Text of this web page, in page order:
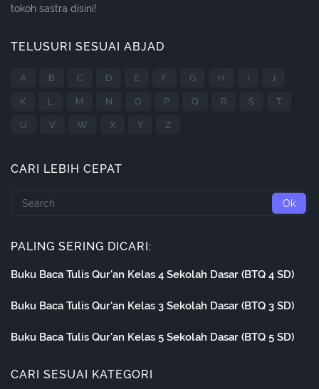
tokoh sastra disini!
TELUSURI SESUAI ABJAD
A B C D E F G H I J
K L M N O P Q R S T
U V W X Y Z
CARI LEBIH CEPAT
PALING SERING DICARI:
Buku Baca Tulis Qur'an Kelas 4 Sekolah Dasar (BTQ 4 SD)
Buku Baca Tulis Qur'an Kelas 3 Sekolah Dasar (BTQ 3 SD)
Buku Baca Tulis Qur'an Kelas 5 Sekolah Dasar (BTQ 5 SD)
CARI SESUAI KATEGORI